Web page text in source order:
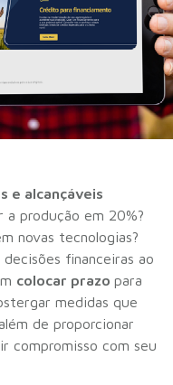
e alcançáveis
a produção em 20%?
novas tecnologias?
financeiras ao
colocar prazo para
medidas que
de proporcionar
compromisso com seu